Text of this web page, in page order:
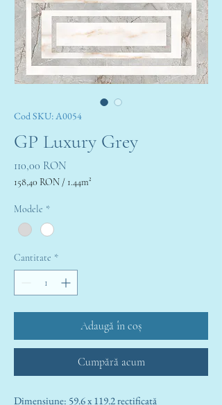
Cod SKU: A0054
GP Luxury Grey
110,00 RON
158,40 RON / 1.44m²
per
1.44
Square
Modele *
Cantitate *
Adaugă în coș
Cumpără acum
Dimensiune: 59.6 x 119.2 rectificată